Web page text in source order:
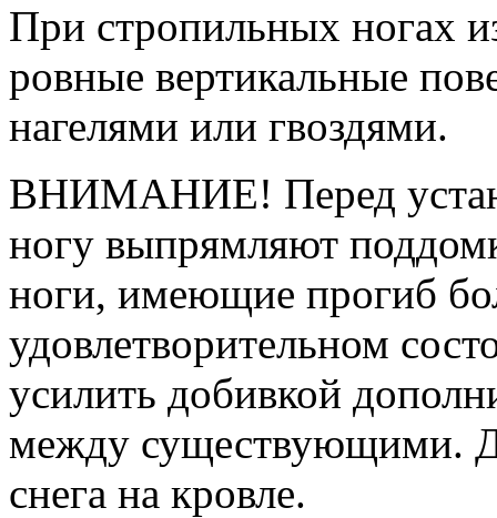
При стропильных ногах
ровные вертикальные
нагелями или гвоздями.
ВНИМАНИЕ! Перед
ногу выпрямляют
ноги, имеющие прогиб
удовлетворительном
усилить добивкой
между существующими.
снега на кровле.